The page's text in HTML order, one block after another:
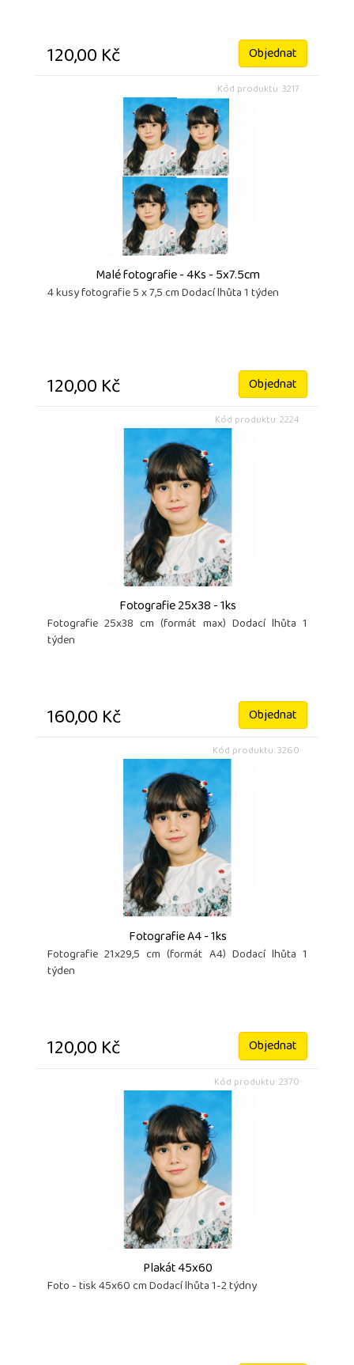
120,00 Kč Objednat
Kód produktu: 3217
Malé fotografie - 4Ks - 5x7.5cm
4 kusy fotografie 5 x 7,5 cm Dodací lhůta 1 týden
120,00 Kč Objednat
Kód produktu: 2224
Fotografie 25x38 - 1ks
Fotografie 25x38 cm (formát max) Dodací lhůta 1
týden
160,00 Kč Objednat
Kód produktu: 3260
Fotografie A4 - 1ks
Fotografie 21x29,5 cm (formát A4) Dodací lhůta 1
týden
120,00 Kč Objednat
Kód produktu: 2370
Plakát 45x60
Foto - tisk 45x60 cm Dodací lhůta 1-2 týdny